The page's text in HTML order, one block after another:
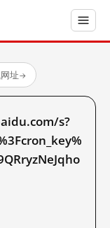
址→
s?